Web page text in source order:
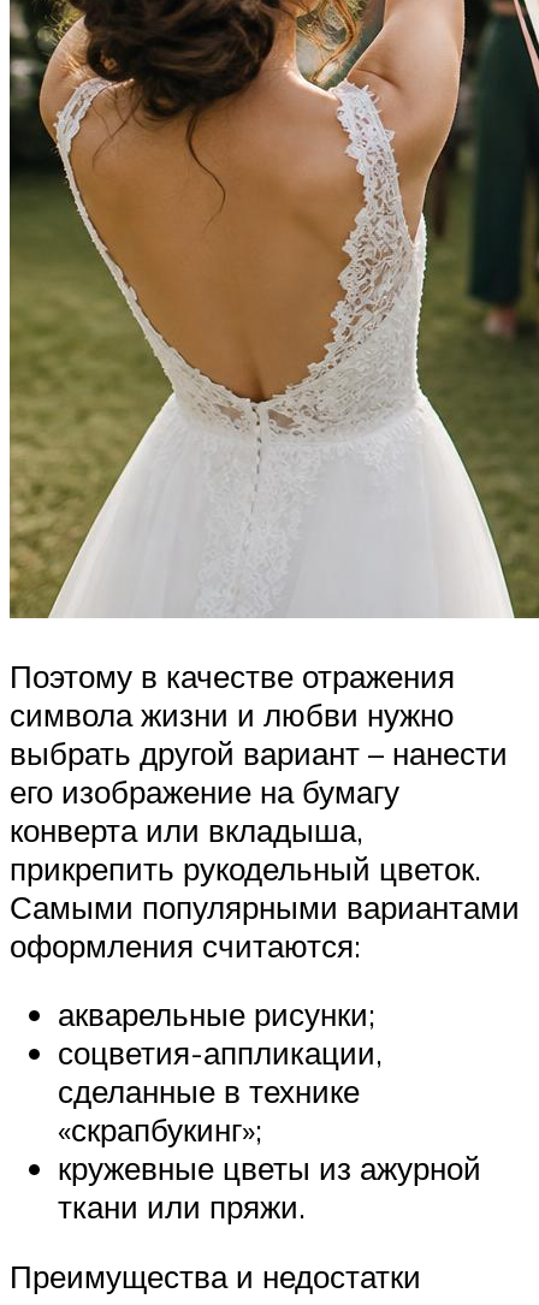
Поэтому в качестве отражения
символа жизни и любви нужно
выбрать другой вариант – нанести
его изображение на бумагу
конверта или вкладыша,
прикрепить рукодельный цветок.
Самыми популярными вариантами
оформления считаются:
акварельные рисунки;
соцветия-аппликации,
сделанные в технике
«скрапбукинг»;
кружевные цветы из ажурной
ткани или пряжи.
Преимущества и недостатки